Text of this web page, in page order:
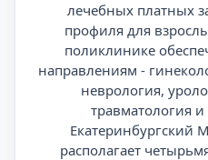
лечебных платных
профиля для
поликлинике
направлениям -
неврология,
травматология
Екатеринбургский
располагает